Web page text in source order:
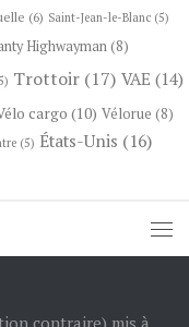
(6) Saint-Jean-le-Blanc (5)
Highwayman(8)
Trottoir (17) VAE (14)
cargo (10) Vélorue (8)
(5) États-Unis (16)
contraire) mis à